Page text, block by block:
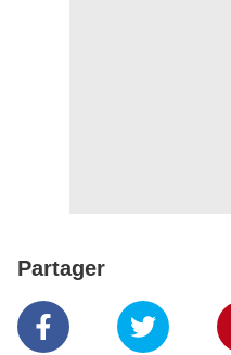
Partager